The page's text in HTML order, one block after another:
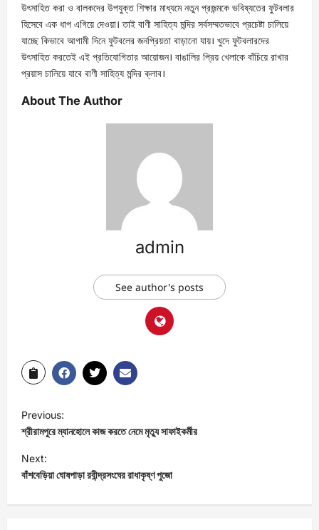
উৎসাহিত করা ও বালকদের উপযুক্ত শিক্ষার মাধ্যমে নতুন প্রজন্মকে ভবিষ্যতের ফুটবলার
হিসেবে এক ধাপ এগিয়ে দেওয়া। তাই বাণী সাহিত্য মন্দির সর্বসম্মতভাবে প্রচেষ্টা চালিয়ে
যাচ্ছে কিভাবে আগামী দিনে ফুটবলের জনপ্রিয়তা বাড়ানো যায়। খুদে ফুটবলারদের
উৎসাহিত করতেই এই প্রতিযোগিতার আয়োজন। বাঙালির প্রিয় খেলাকে বাঁচিয়ে রাখার
প্রয়াস চালিয়ে যাবে বাণী সাহিত্য মন্দির ক্লাব।
About The Author
admin
See author's posts
Previous:
শ্রীরামপুরে ম্যানহোলে কাজ করতে নেমে মৃত্যু সাফাইকর্মীর
Next:
বাঁশবেড়িয়া ঘোষপাড়া রবীন্দ্রসংঘের রাধাকৃষ্ণ পুজো